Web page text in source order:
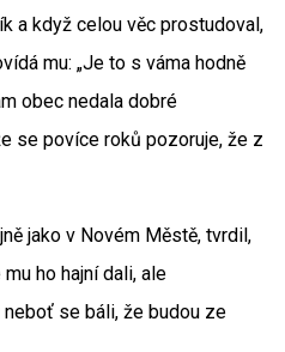
a když celou věc prostudoval,
mu: „Je to s váma hodně
obec nedala dobré
se povíce roků pozoruje, že z
jako v Novém Městě, tvrdil,
ho hajní dali, ale
se báli, že budou ze